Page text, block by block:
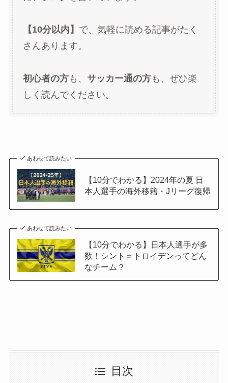
【10分以内】 で、気軽に読める記事がたく
さんあります。
初心者の方も、 サッカー通の方も、ぜひ楽
しく読んでください。
あわせて読みたい
【10分でわかる】2024年の夏 日
本人選手の海外移籍・Jリーグ復帰
あわせて読みたい
【10分でわかる】日本人選手が多
数！シント＝トロイデンってどん
なチーム？
目次